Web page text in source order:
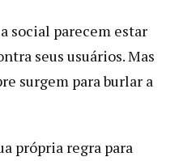
social parecem estar
seus usuários. Mas
surgem para burlar a
própria regra para